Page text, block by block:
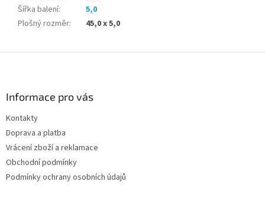
Šířka balení:
5,0
Plošný rozměr: 45,0 x 5,0
Informace pro vás
Kontakty
Doprava a platba
Vrácení zboží a reklamace
Obchodní podmínky
Podmínky ochrany osobních údajů